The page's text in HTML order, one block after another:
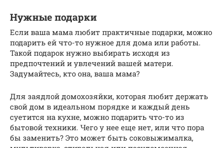
Нужные подарки
Если ваша мама любит практичные подарки, можно
подарить ей что-то нужное для дома или работы.
Такой подарок нужно выбирать исходя из
предпочтений и увлечений вашей матери.
Задумайтесь, кто она, ваша мама?
Для заядлой домохозяйки, которая любит держать
свой дом в идеальном порядке и каждый день
суетится на кухне, можно подарить что-то из
бытовой техники. Чего у нее еще нет, или что пора
бы заменить? Это может быть соковыжималка,